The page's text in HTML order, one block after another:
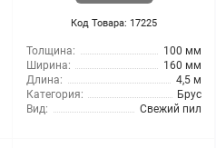
Код Товара: 17225
Толщина:
100 мм
Ширина:
160 мм
Длина:
4,5 м
Категория:
Брус
Вид:
Свежий пил